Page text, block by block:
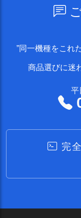
”同一機種をこれ
商品選びに迷
平
完